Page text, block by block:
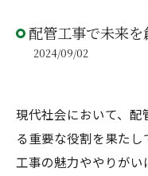
配管工事で未来
2024/09/02
現代社会において、
る重要な役割を果た
工事の魅力ややりが